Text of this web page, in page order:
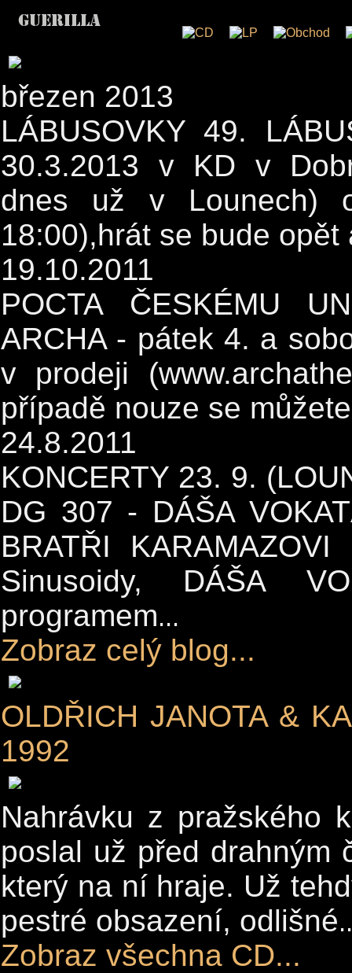
březen 2013
LÁBUSOVKY 49.
30.3.2013 v KD v
dnes už v Lounech)
18:00),hrát se bude opět
19.10.2011
POCTA ČESKÉMU
ARCHA - pátek 4. a
v prodeji
případě nouze se
24.8.2011
KONCERTY 23. 9.
DG 307 - DÁŠA
BRATŘI
Sinusoidy, DÁŠA
programem...
Zobraz celý blog...
OLDŘICH JANOTA &
1992
Nahrávku z pražského
poslal už před drahným
který na ní hraje. Už
pestré obsazení, odlišné
Zobraz všechna CD...